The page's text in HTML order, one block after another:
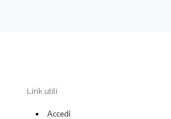
Link utili
Accedi